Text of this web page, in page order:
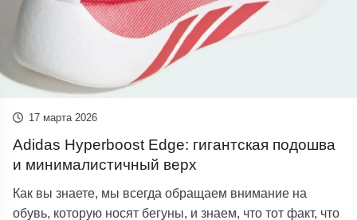
17 марта 2026
Adidas Hyperboost Edge: гигантская подошва
и минималистичный верх
Как вы знаете, мы всегда обращаем внимание на
обувь, которую носят бегуны, и знаем, что тот факт, что